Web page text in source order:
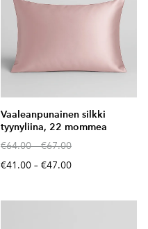
Vaaleanpunainen silkki
tyynyliina, 22 mommea
€64.00–€67.00
€41.00 – €47.00